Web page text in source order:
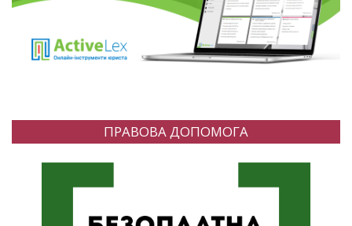
ПРАВОВА ДОПОМОГА